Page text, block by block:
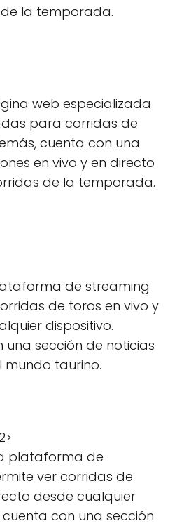
la temporada.
web especializada
para corridas de
cuenta con una
en vivo y en directo
de la temporada.
de streaming
de toros en vivo y
dispositivo.
una sección de noticias
mundo taurino.
plataforma de
ver corridas de
desde cualquier
con una sección